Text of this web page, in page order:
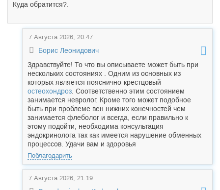
Куда обратится?.
7 Августа 2026, 20:47
Борис Леонидович
Здравствуйте! То что вы описываете может быть при
нескольких состояниях . Одним из основных из
которых является пояснично-крестцовый
остеохондроз . Соответственно этим состоянием
занимается невролог. Кроме того может подобное
быть при проблеме вен нижних конечностей чем
занимается флеболог и всегда, если правильно к
этому подойти, необходима консультация
эндокринолога так как имеется нарушение обменных
процессов. Удачи вам и здоровья
Поблагодарить
7 Августа 2026, 21:19